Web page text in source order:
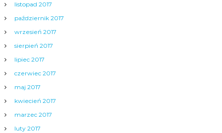
listopad 2017
październik 2017
wrzesień 2017
sierpień 2017
lipiec 2017
czerwiec 2017
maj 2017
kwiecień 2017
marzec 2017
luty 2017